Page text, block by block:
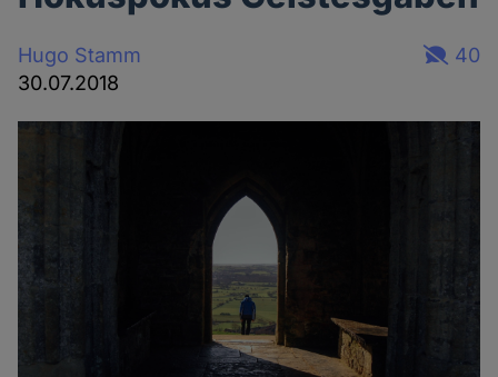
Hugo Stamm
30.07.2018
40